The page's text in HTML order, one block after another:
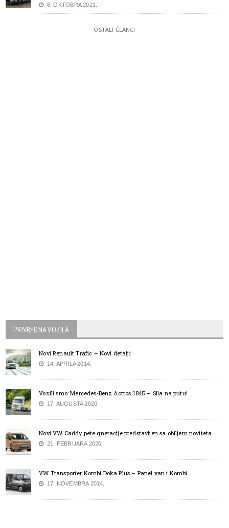
8. OKTOBRA 2021.
OSTALI ČLANCI
PRIVREDNA VOZILA
Novi Renault Trafic – Novi detalji
14. APRILA 2014.
Vozili smo: Mercedes-Benz Actros 1845 – Sila na putu!
17. AUGUSTA 2020.
Novi VW Caddy pete gneracije predstavljen sa obiljem noviteta
21. FEBRUARA 2020.
VW Transporter Kombi Doka Plus – Panel van i Kombi
17. NOVEMBRA 2014.